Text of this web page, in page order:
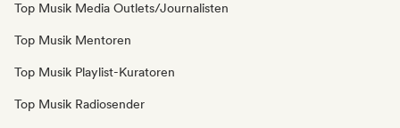
Top Musik Media Outlets/Journalisten
Top Musik Mentoren
Top Musik Playlist-Kuratoren
Top Musik Radiosender